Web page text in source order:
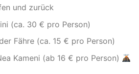
und zurück
(ca. 30 € pro Person)
Fähre (ca. 15 € pro Person)
Kameni (ab 16 € pro Person)